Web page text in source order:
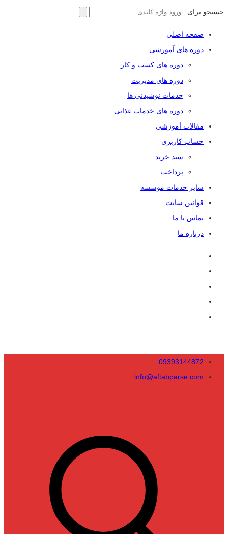
جستجو برای:
صفحه اصلی
دوره های آموزشی
دوره های کسب و کار
دوره های مدیریت
خدمات نوشیدنی ها
دوره های خدمات غذایی
مقالات آموزشی
حساب کاربری
سبد خرید
پرداخت
سایر خدمات موسسه
قوانین سایت
تماس با ما
درباره ما
09393144872
info@aftabparse.com